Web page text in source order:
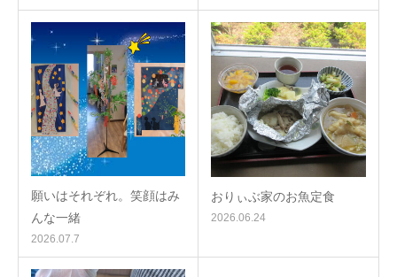
願いはそれぞれ。笑顔はみ
んな一緒
2026.07.7
おりぃぶ家のお魚定食
2026.06.24